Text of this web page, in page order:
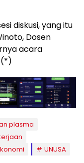
diskusi, yang itu
Dosen
acara
plasma
UNUSA